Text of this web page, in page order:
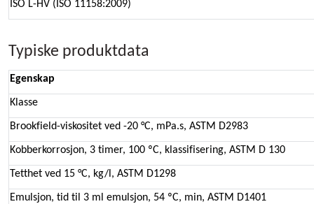
ISO L-HV (ISO 11158:2009)
Typiske produktdata
Egenskap
Klasse
Brookfield-viskositet ved -20 °C, mPa.s, ASTM D2983
Kobberkorrosjon, 3 timer, 100 ºC, klassifisering, ASTM D 130
Tetthet ved 15 °C, kg/l, ASTM D1298
Emulsjon, tid til 3 ml emulsjon, 54 ºC, min, ASTM D1401